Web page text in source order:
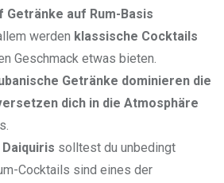
Getränke auf Rum-Basis
werden klassische Cocktails
Geschmack etwas bieten.
Getränke dominieren die
dich in die Atmosphäre
solltest du unbedingt
Cocktails sind eines der